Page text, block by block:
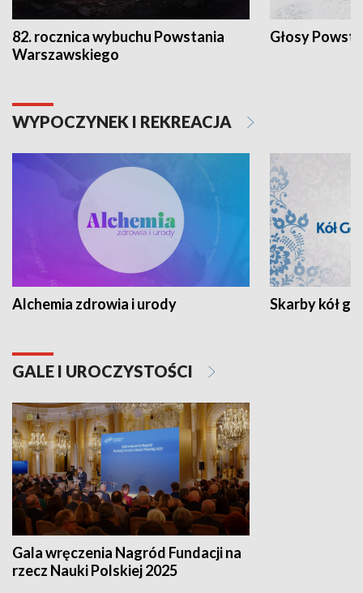
82. rocznica wybuchu Powstania
Warszawskiego
Głosy
WYPOCZYNEK I REKREACJA
Alchemia zdrowia i urody Skarby kół
GALE I UROCZYSTOŚCI
Gala wręczenia Nagród Fundacji na
rzecz Nauki Polskiej 2025